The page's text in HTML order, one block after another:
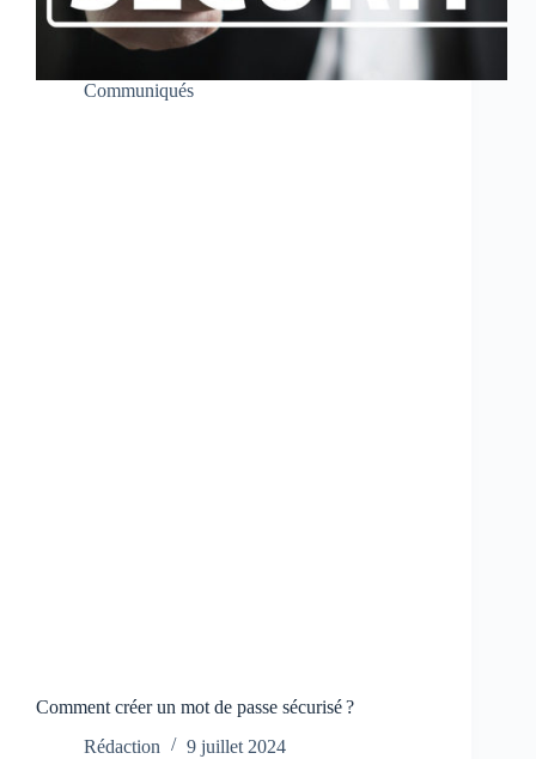
Communiqués
Comment créer un mot de passe sécurisé ?
Rédaction
9 juillet 2024